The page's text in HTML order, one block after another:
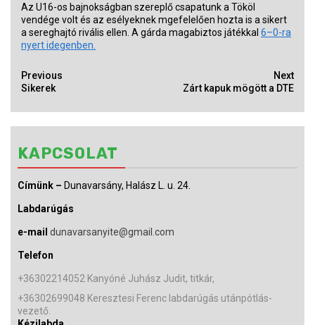
Az U16-os bajnokságban szereplő csapatunk a Tököl
vendége volt és az esélyeknek mgefelelően hozta is a sikert
a sereghajtó rivális ellen. A gárda magabiztos játékkal 6–0-ra
nyert idegenben.
Continue
Previous
Sikerek
Next
Zárt kapuk mögött a DTE
KAPCSOLAT
Címünk – Dunavarsány, Halász L. u. 24.
Labdarúgás
e-mail dunavarsanyite@gmail.com
Telefon
+36302214052 Kanyóné Juhász Judit, titkár,
+36302699048 Keresztesi Ferenc labdarúgás utánpótlás-
vezető.